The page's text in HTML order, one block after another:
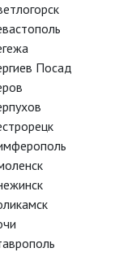
в вашем городе
18+
Посад